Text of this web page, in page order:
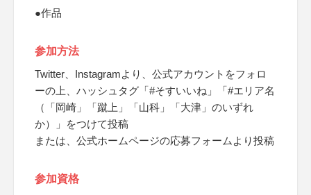
●作品
参加方法
Twitter、Instagramより、公式アカウントをフォロ
ーの上、ハッシュタグ「#そすいいね」「#エリア名
（「岡崎」「蹴上」「山科」「大津」のいずれ
か）」をつけて投稿
または、公式ホームページの応募フォームより投稿
参加資格